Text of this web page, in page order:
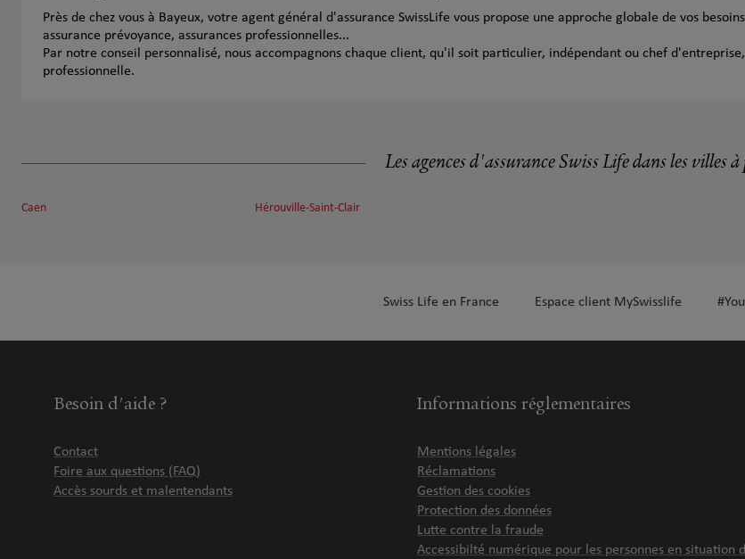
Près de chez vous à Bayeux, votre agent général d'assurance SwissLife vous propose une approche globale de vos
assurance prévoyance, assurances professionnelles...
Par notre conseil personnalisé, nous accompagnons chaque client, qu'il soit particulier, indépendant ou chef
professionnelle.
Les agences d'assurance Swiss Life dans les villes
Caen Hérouville-Saint-Clair
Swiss Life en France Espace client MySwisslife
Besoin d'aide ?
Contact
Foire aux questions (FAQ)
Accès sourds et malentendants
Informations réglementaires
Mentions légales
Réclamations
Gestion des cookies
Protection des données
Lutte contre la fraude
Accessibilté numérique pour les personnes en situation